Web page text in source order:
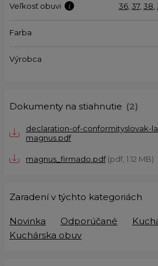
Veľkosť obuvi 36 37, 38
Farba
Výrobca
Dokumenty na stiahnutie (2)
declaration-of-conformityslovak-
magnus.pdf
magnus_firmado.pdf (pdf, 1.12 MB)
Zaradení v týchto kategoriách
Novinka Odporúčané
Kuchárska obuv